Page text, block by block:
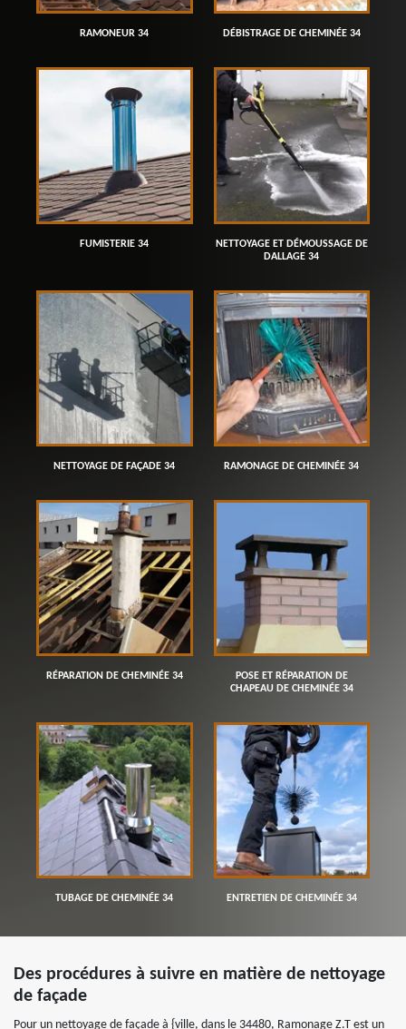
RAMONEUR 34 DÉBISTRAGE DE CHEMINÉE 34
FUMISTERIE 34
NETTOYAGE ET DÉMOUSSAGE DE
DALLAGE 34
NETTOYAGE DE FAÇADE 34 RAMONAGE DE CHEMINÉE 34
RÉPARATION DE CHEMINÉE 34
POSE ET RÉPARATION DE
CHAPEAU DE CHEMINÉE 34
TUBAGE DE CHEMINÉE 34 ENTRETIEN DE CHEMINÉE 34
Des procédures à suivre en matière de nettoyage
de façade
Pour un nettoyage de façade à {ville, dans le 34480, Ramonage Z.T est un